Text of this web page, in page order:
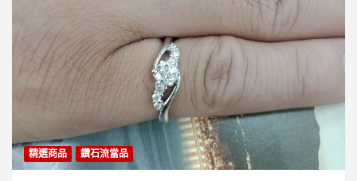
精選商品 鑽石流當品